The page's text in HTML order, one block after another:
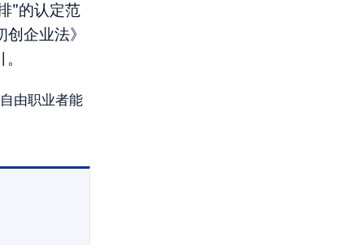
"的认定范
企业法》
由职业者能